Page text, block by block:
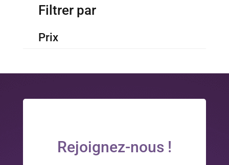
Filtrer par
Prix
Rejoignez-nous !